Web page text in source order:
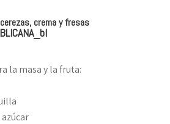
crema y fresas
la masa y la fruta: